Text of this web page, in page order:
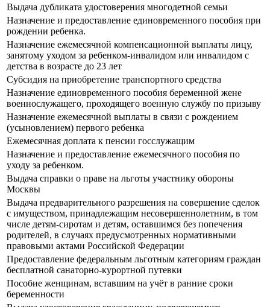
Выдача дубликата удостоверения многодетной семьи
Назначение и предоставление единовременного пособия при
рождении ребенка.
Назначение ежемесячной компенсационной выплаты лицу,
занятому уходом за ребенком-инвалидом или инвалидом с
детства в возрасте до 23 лет
Субсидия на приобретение транспортного средства
Назначение единовременного пособия беременной жене
военнослужащего, проходящего военную службу по призыву
Назначение ежемесячной выплаты в связи с рождением
(усыновлением) первого ребенка
Ежемесячная доплата к пенсии госслужащим
Назначение и предоставление ежемесячного пособия по
уходу за ребенком.
Выдача справки о праве на льготы участнику обороны
Москвы
Выдача предварительного разрешения на совершение сделок
с имуществом, принадлежащим несовершеннолетним, в том
числе детям-сиротам и детям, оставшимся без попечения
родителей, в случаях предусмотренных нормативными
правовыми актами Российской Федерации
Предоставление федеральным льготным категориям граждан
бесплатной санаторно-курортной путевки
Пособие женщинам, вставшим на учёт в ранние сроки
беременности